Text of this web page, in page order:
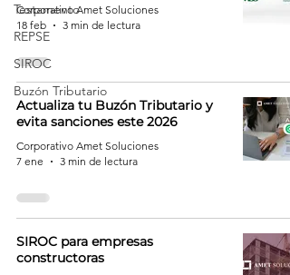
Testamento
REPSE
SIROC
Buzón Tributario
Corporativo Amet Soluciones
18 feb
3 min de lectura
Actualiza tu Buzón Tributario y
evita sanciones este 2026
Corporativo Amet Soluciones
7 ene
3 min de lectura
SIROC para empresas
constructoras